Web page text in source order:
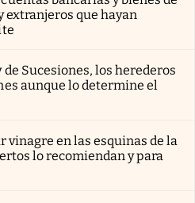
extranjeros que hayan
de Sucesiones, los herederos
aunque lo determine el
vinagre en las esquinas de la
lo recomiendan y para